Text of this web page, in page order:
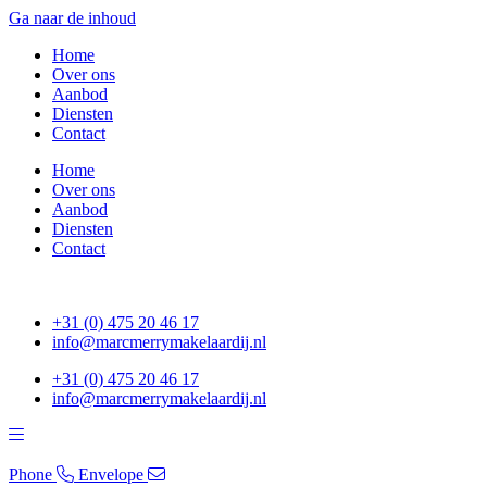
Ga naar de inhoud
Home
Over ons
Aanbod
Diensten
Contact
Home
Over ons
Aanbod
Diensten
Contact
+31 (0) 475 20 46 17
info@marcmerrymakelaardij.nl
+31 (0) 475 20 46 17
info@marcmerrymakelaardij.nl
Phone
Envelope